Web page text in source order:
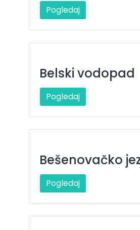
Pogledaj
Belski vodopad
Pogledaj
Bešenovačko
Pogledaj